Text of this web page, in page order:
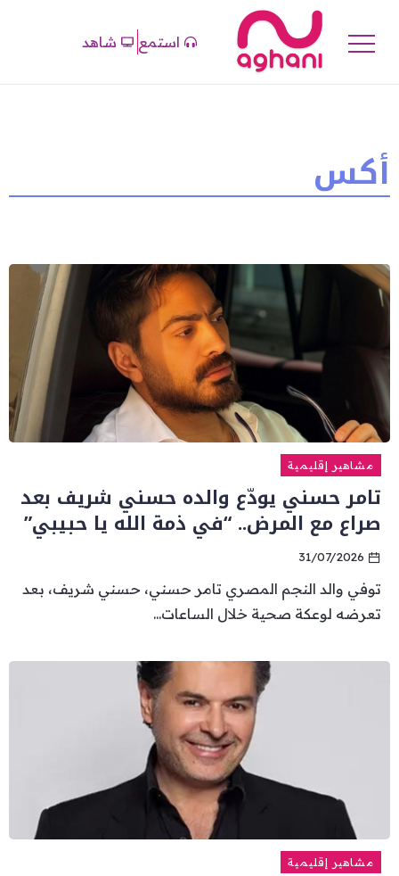
استمع شاهد
أكس
مشاهير إقليمية
تامر حسني يودّع والده حسني شريف بعد
صراع مع المرض.. “في ذمة الله يا حبيبي”
31/07/2026
توفي والد النجم المصري تامر حسني، حسني شريف، بعد
تعرضه لوعكة صحية خلال الساعات...
مشاهير إقليمية